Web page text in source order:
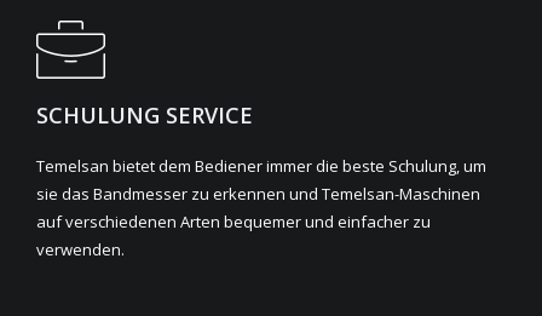
SCHULUNG SERVICE
Temelsan bietet dem Bediener immer die beste Schulung, um
sie das Bandmesser zu erkennen und Temelsan-Maschinen
auf verschiedenen Arten bequemer und einfacher zu
verwenden.